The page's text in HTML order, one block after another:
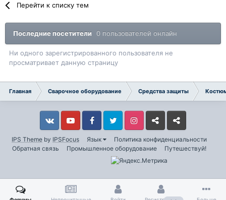
Перейти к списку тем
Последние посетители 0 пользователей онлайн
Ни одного зарегистрированного пользователя не
просматривает данную страницу
Главная Сварочное оборудование Средства защиты
IPS Theme by IPSFocus Язык
Политика конфиденциальности
Обратная связь
Промышленное оборудование Путешествуй!
VkontakteYouTube FacebookTwitter InstagramLivejournalOdnoklassniki